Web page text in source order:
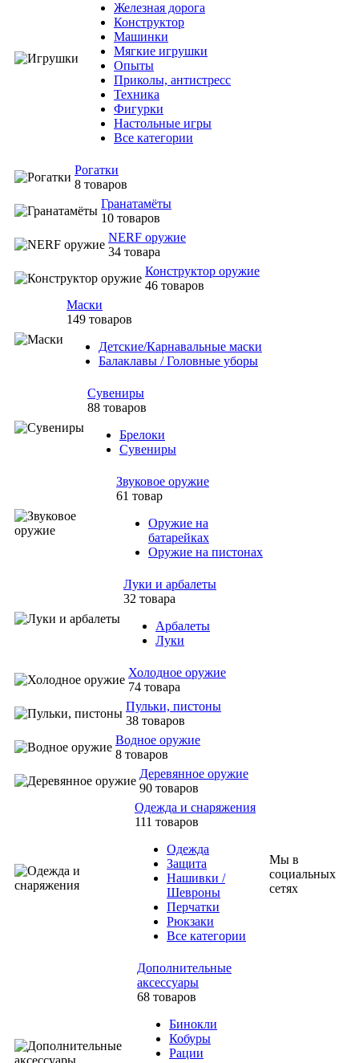
Железная дорога
Конструктор
Машинки
Мягкие игрушки
Опыты
Приколы, антистресс
Техника
Фигурки
Настольные игры
Все категории
Рогатки
8 товаров
Гранатамёты
10 товаров
NERF оружие
34 товара
Конструктор оружие
46 товаров
Маски
149 товаров
Детские/Карнавальные маски
Балаклавы / Головные уборы
Сувениры
88 товаров
Брелоки
Сувениры
Звуковое оружие
61 товар
Оружие на
батарейках
Оружие на пистонах
Луки и арбалеты
32 товара
Арбалеты
Луки
Холодное оружие
74 товара
Пульки, пистоны
38 товаров
Водное оружие
8 товаров
Деревянное оружие
90 товаров
Одежда и снаряжения
111 товаров
Одежда
Защита
Нашивки /
Шевроны
Перчатки
Рюкзаки
Все категории
Дополнительные
аксессуары
68 товаров
Бинокли
Кобуры
Рации
Мы в
социальных
сетях